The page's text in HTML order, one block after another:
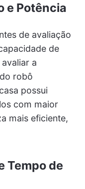
e Potência
de avaliação
de
a
robô
possui
com maior
mais eficiente,
Tempo de